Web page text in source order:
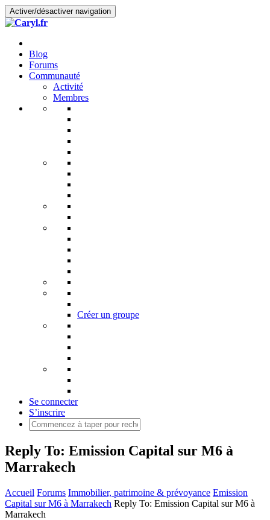
Activer/désactiver navigation
Blog
Forums
Communauté
Activité
Membres
Créer un groupe
Se connecter
S’inscrire
Reply To: Emission Capital sur M6 à
Marrakech
Accueil Forums Immobilier, patrimoine & prévoyance Emission
Capital sur M6 à Marrakech Reply To: Emission Capital sur M6 à
Marrakech